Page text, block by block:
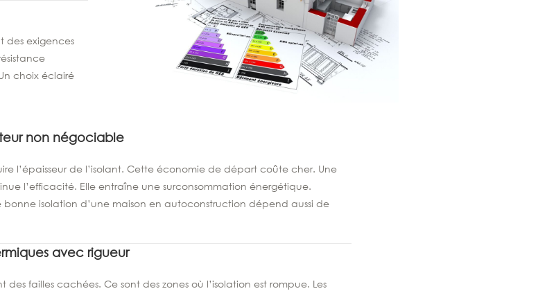
des exigences
choix éclairé
non négociable
l’épaisseur de l’isolant. Cette économie de départ coûte cher. Une
l’efficacité. Elle entraîne une surconsommation énergétique.
bonne isolation d’une maison en autoconstruction dépend aussi de
avec rigueur
des failles cachées. Ce sont des zones où l’isolation est rompue. Les